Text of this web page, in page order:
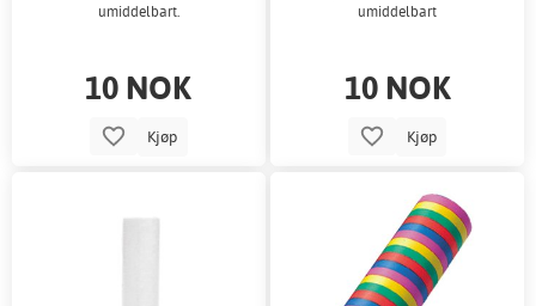
umiddelbart.
10 NOK
Kjøp
umiddelbart
10 NOK
Kjøp